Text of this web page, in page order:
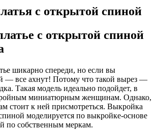
с открытой спиной
с открытой спиной
шикарно спереди, но если вы
— все ахнут! Потому что такой вырез —
Такая модель идеально подойдет, в
миниатюрным женщинам. Однако,
стоит к ней присмотреться. Выкройка
моделируется по выкройке-основе
по собственным меркам.